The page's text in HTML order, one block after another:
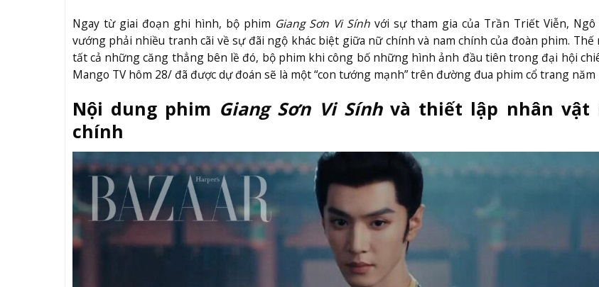
Ngay từ giai đoạn ghi hình, bộ phim Giang Sơn Vi Sínhvới sự tham gia của Trần Triết Viễn, Ngô
vướng phải nhiều tranh cãi về sự đãi ngộ khác biệt giữa nữ chính và nam chính của đoàn phim. Thế
tất cả những căng thẳng bên lề đó, bộ phim khi công bố những hình ảnh đầu tiên trong đại hội
Mango TV hôm 28/ đã được dự đoán sẽ là một “con tướng mạnh” trên đường đua phim cổ trang năm
Nội dung phim Giang Sơn Vi Sính và thiết lập nhân vật
chính